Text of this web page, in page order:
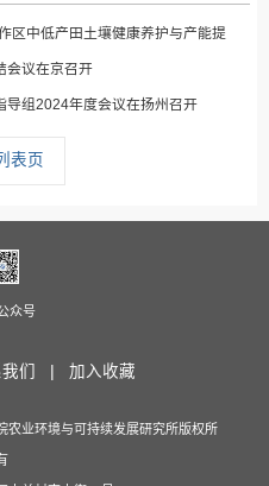
区中低产田土壤健康养护与产能提
会议在京召开
导组2024年度会议在扬州召开
表页
众号
我们 | 加入收藏
农业环境与可持续发展研究所版权所